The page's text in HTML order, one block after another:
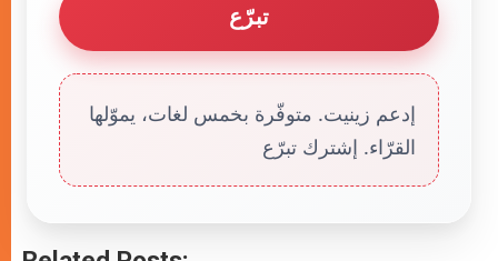
تبرّع
إدعم زينيت. متوفّرة بخمس لغات، يموّلها
القرّاء. إشترك تبرّع